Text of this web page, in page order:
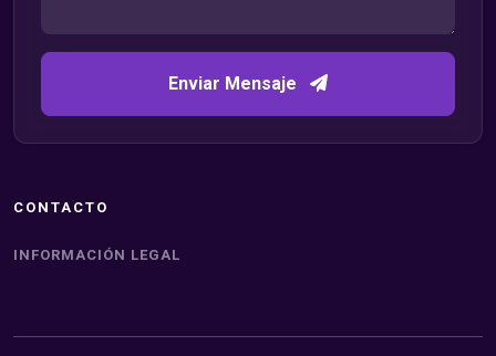
Enviar Mensaje
CONTACTO
INFORMACIÓN LEGAL